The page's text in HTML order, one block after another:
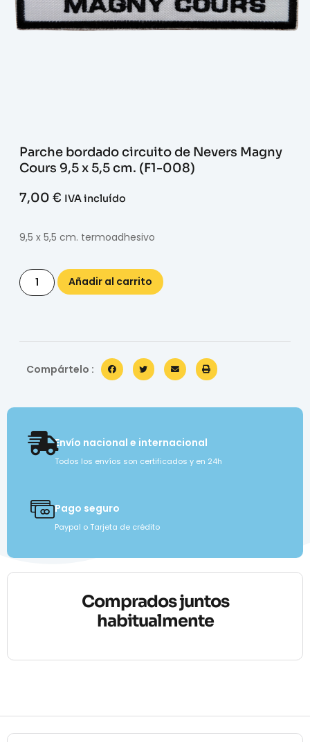
Parche bordado circuito de Nevers Magny
Cours 9,5 x 5,5 cm. (F1-008)
7,00 € IVA incluído
9,5 x 5,5 cm. termoadhesivo
Añadir al carrito
Compártelo :
Envío nacional e internacional
Todos los envíos son certificados y en 24h
Pago seguro
Paypal o Tarjeta de crédito
Comprados juntos
habitualmente